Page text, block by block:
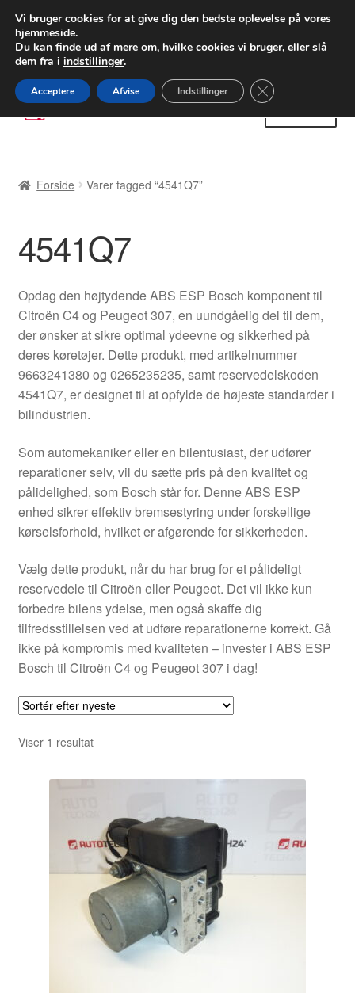
LEVERING fra 55 kr.
FEDEX verdensomspændende forsendelse
80 82 72 02
Spring
til
Spring
til
Betalinger
Kasse
Klageprocedure
Kontakte
Kurv
Levering
Min Konto
Om os
Privatlivspolitik
Vilkår og betingelser
Forside Varer tagged “4541Q7”
4541Q7
Opdag den højtydende ABS ESP Bosch komponent til
Citroën C4 og Peugeot 307, en uundgåelig del til dem,
der ønsker at sikre optimal ydeevne og sikkerhed på
deres køretøjer. Dette produkt, med artikelnummer
9663241380 og 0265235235, samt reservedelskoden
4541Q7, er designet til at opfylde de højeste standarder i
bilindustrien.
Som automekaniker eller en bilentusiast, der udfører
reparationer selv, vil du sætte pris på den kvalitet og
pålidelighed, som Bosch står for. Denne ABS ESP
enhed sikrer effektiv bremsestyring under forskellige
kørselsforhold, hvilket er afgørende for sikkerheden.
Vælg dette produkt, når du har brug for et pålideligt
reservedele til Citroën eller Peugeot. Det vil ikke kun
forbedre bilens ydelse, men også skaffe dig
tilfredsstillelsen ved at udføre reparationerne korrekt. Gå
ikke på kompromis med kvaliteten – invester i ABS ESP
Bosch til Citroën C4 og Peugeot 307 i dag!
Viser 1 resultat
Vi bruger cookies for at give dig den bedste oplevelse på vores
hjemmeside.
Du kan finde ud af mere om, hvilke cookies vi bruger, eller slå
dem fra i indstillinger.
Acceptere Afvise Indstillinger Close GDPR